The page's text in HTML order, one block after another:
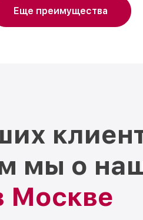
Еще преимущества
мы о
Москве